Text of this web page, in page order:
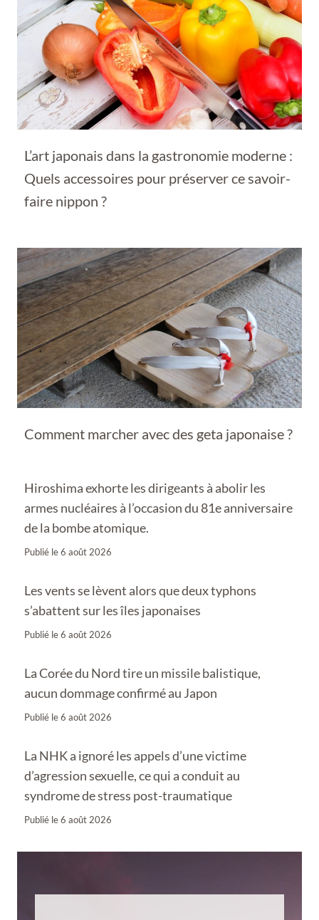
L’art japonais dans la gastronomie moderne :
Quels accessoires pour préserver ce savoir-
faire nippon ?
Comment marcher avec des geta japonaise ?
Hiroshima exhorte les dirigeants à abolir les
armes nucléaires à l’occasion du 81e anniversaire
de la bombe atomique.
Publié le6 août 2026
Les vents se lèvent alors que deux typhons
s’abattent sur les îles japonaises
Publié le6 août 2026
La Corée du Nord tire un missile balistique,
aucun dommage confirmé au Japon
Publié le6 août 2026
La NHK a ignoré les appels d’une victime
d’agression sexuelle, ce qui a conduit au
syndrome de stress post-traumatique
Publié le6 août 2026